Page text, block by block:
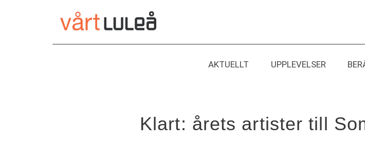
AKTUELLT UPPLEVELSER
Klart: årets artister till